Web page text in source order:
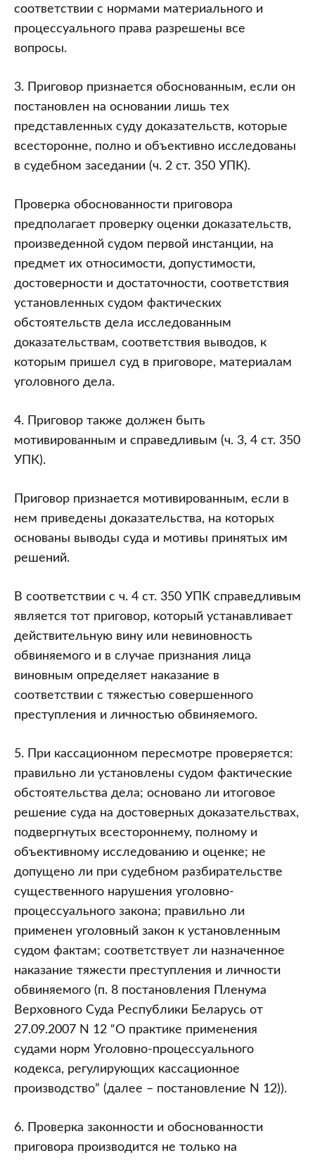
приговоров,
определений,
постановлений,
вступивших
в
законную
силу
(кассационное
Глава
40.
Рассмотрение
уголовных
дел
по
кассационным
жалобам
и
протестам
соответствии с нормами материального и
процессуального права разрешены все
вопросы.
3. Приговор признается обоснованным, если он
постановлен на основании лишь тех
представленных суду доказательств, которые
всесторонне, полно и объективно исследованы
в судебном заседании (ч. 2 ст. 350 УПК).
Проверка обоснованности приговора
предполагает проверку оценки доказательств,
произведенной судом первой инстанции, на
предмет их относимости, допустимости,
достоверности и достаточности, соответствия
установленных судом фактических
обстоятельств дела исследованным
доказательствам, соответствия выводов, к
которым пришел суд в приговоре, материалам
уголовного дела.
4. Приговор также должен быть
мотивированным и справедливым (ч. 3, 4 ст. 350
УПК).
Приговор признается мотивированным, если в
нем приведены доказательства, на которых
основаны выводы суда и мотивы принятых им
решений.
В соответствии с ч. 4 ст. 350 УПК справедливым
является тот приговор, который устанавливает
действительную вину или невиновность
обвиняемого и в случае признания лица
виновным определяет наказание в
соответствии с тяжестью совершенного
преступления и личностью обвиняемого.
5. При кассационном пересмотре проверяется:
правильно ли установлены судом фактические
обстоятельства дела; основано ли итоговое
решение суда на достоверных доказательствах,
подвергнутых всестороннему, полному и
объективному исследованию и оценке; не
допущено ли при судебном разбирательстве
существенного нарушения уголовно-
процессуального закона; правильно ли
применен уголовный закон к установленным
судом фактам; соответствует ли назначенное
наказание тяжести преступления и личности
обвиняемого (п. 8 постановления Пленума
Верховного Суда Республики Беларусь от
27.09.2007 N 12 “О практике применения
судами норм Уголовно-процессуального
кодекса, регулирующих кассационное
производство” (далее – постановление N 12)).
6. Проверка законности и обоснованности
приговора производится не только на